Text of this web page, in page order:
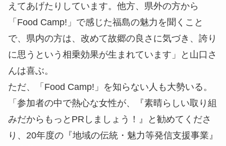
えてあげたりしています。他方、県外の方から
「Food Camp!」で感じた福島の魅力を聞くこと
で、県内の方は、改めて故郷の良さに気づき、誇り
に思うという相乗効果が生まれています」と山口さ
んは喜ぶ。
ただ、「Food Camp!」を知らない人も大勢いる。
「参加者の中で熱心な女性が、『素晴らしい取り組
みだからもっとPRしましょう！』と勧めてくださ
り、20年度の『地域の伝統・魅力等発信支援事業』